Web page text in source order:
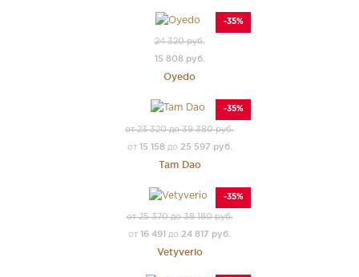
-35%
24 320 руб.
15 808 руб.
Oyedo
-35%
от 23 320 до 39 380 руб.
от 15 158до 25 597 руб.
Tam Dao
-35%
от 25 370 до 38 180 руб.
от 16 491 до 24 817 руб.
Vetyverio